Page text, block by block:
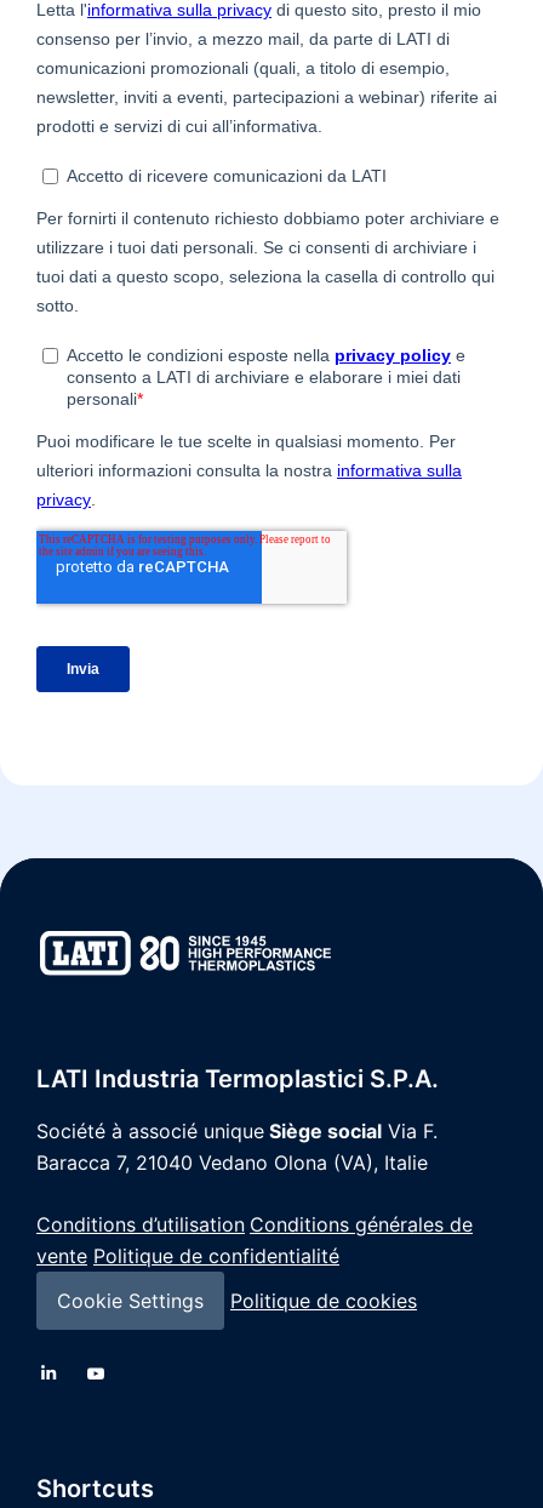
LATI Industria Termoplastici S.p.A.
Société à associé unique Siège social Via F.
Baracca 7, 21040 Vedano Olona (VA), Italie
Conditions d’utilisation Conditions générales de
vente Politique de confidentialité
Cookie Settings
Politique de cookies
Shortcuts